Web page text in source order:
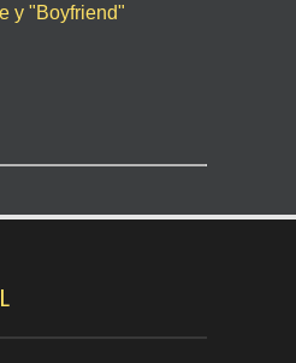
y "Boyfriend"